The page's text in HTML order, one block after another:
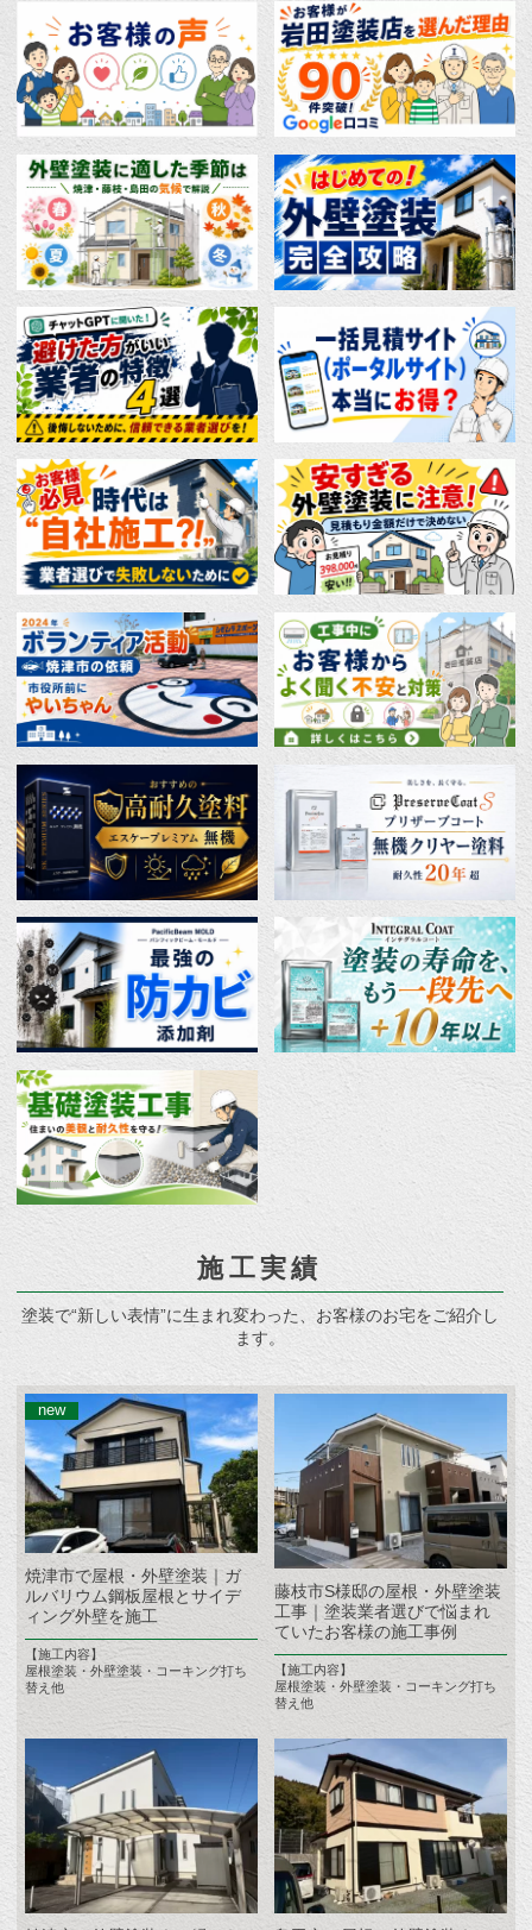
施工実績
塗装で“新しい表情”に生まれ変わった、お客様のお宅をご紹介し
ます。
焼津市で屋根・外壁塗装｜ガ
ルバリウム鋼板屋根とサイデ
ィング外壁を施工
【施工内容】
屋根塗装・外壁塗装・コーキング打ち
替え他
藤枝市S様邸の屋根・外壁塗装
工事｜塗装業者選びで悩まれ
ていたお客様の施工事例
【施工内容】
屋根塗装・外壁塗装・コーキング打ち
替え他